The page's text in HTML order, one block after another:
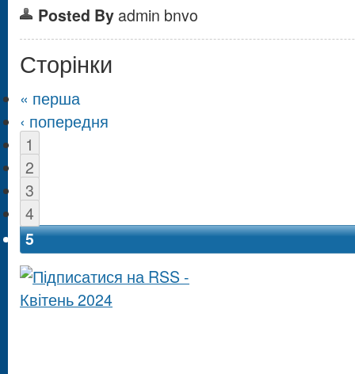
Posted By admin bnvo
Сторінки
« перша
‹ попередня
1
2
3
4
5